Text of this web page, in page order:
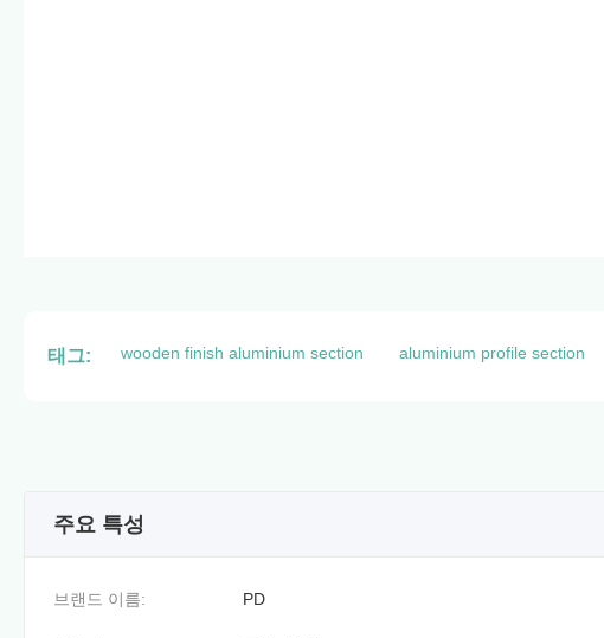
태그: wooden finish aluminium section aluminium profile section
주요 특성
브랜드 이름: PD